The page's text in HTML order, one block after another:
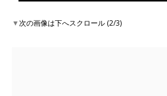
▼次の画像は下へスクロール (2/3)